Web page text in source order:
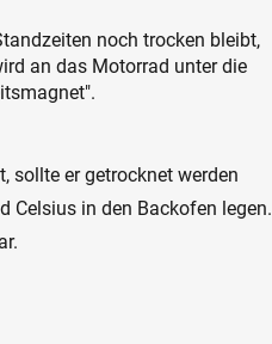
noch trocken bleibt,
an das Motorrad unter die
sollte er getrocknet werden
Celsius in den Backofen legen.